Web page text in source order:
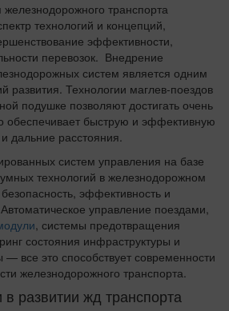
железнодорожного транспорта
технологий и концепций,
эффективности,
перевозок. Внедрение
систем является одним
развития. Технологии маглев-поездов
подушке позволяют достигать очень
обеспечивает быструю и эффективную
дальние расстояния.
систем управления на базе
технологий в железнодорожном
эффективность и
управление поездами,
, системы предотвращения
состояния инфраструктуры и
— все это способствует современности
железнодорожного транспорта.
в развитии жд транспорта